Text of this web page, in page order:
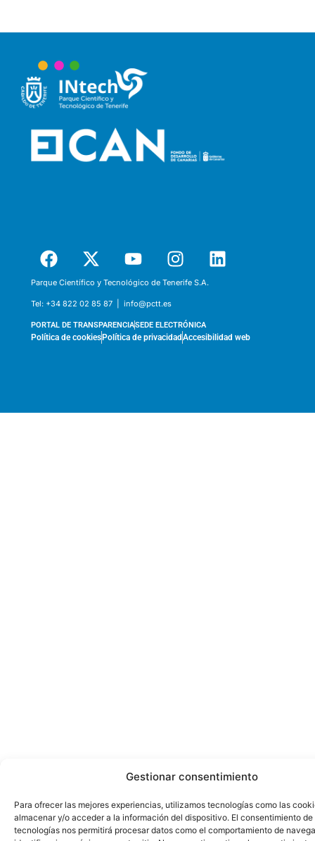
Gestionar consentimiento
Para ofrecer las mejores experiencias, utilizamos tecnologías como las
almacenar y/o acceder a la información del dispositivo. El consentimiento de
tecnologías nos permitirá procesar datos como el comportamiento de
Parque Científico y Tecnológico de Tenerife S.A.
Tel: +34 822 02 85 87 | info@pctt.es
PORTAL DE TRANSPARENCIASEDE ELECTRÓNICA
Política de cookiesPolítica de privacidadAccesibilidad web